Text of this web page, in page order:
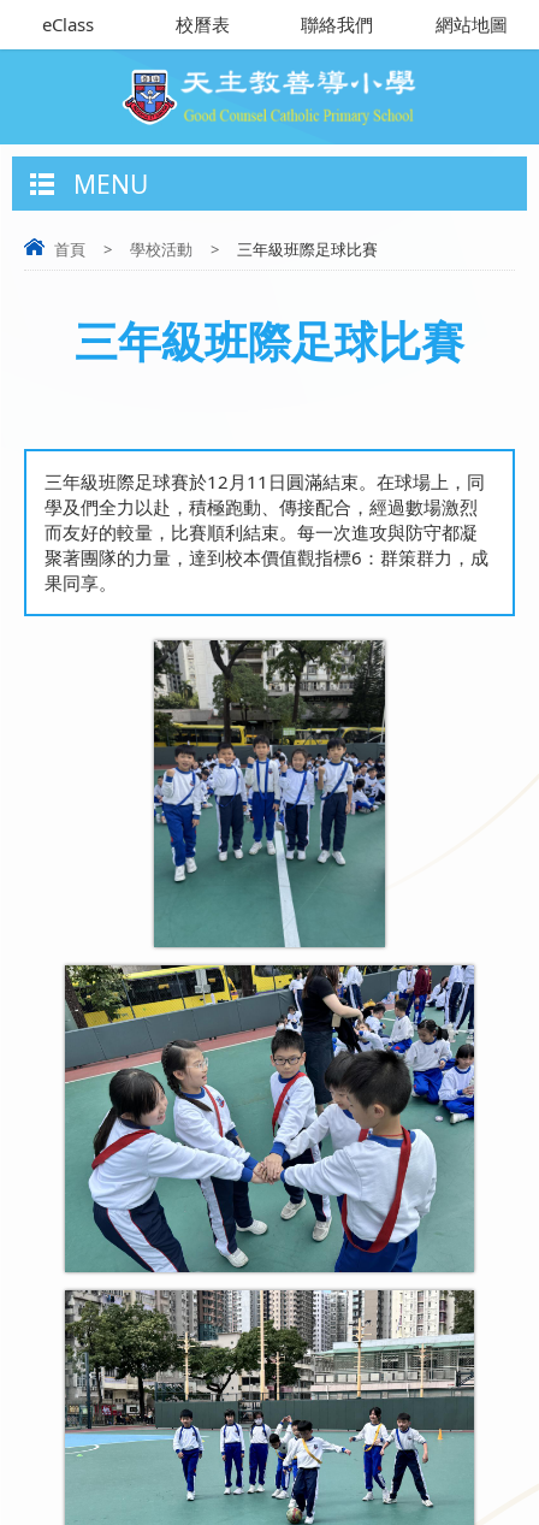
eClass 校曆表 聯絡我們 網站地圖
MENU
首頁 > 學校活動 > 三年級班際足球比賽
三年級班際足球比賽
三年級班際足球賽於12月11日圓滿結束。在球場上，同
學及們全力以赴，積極跑動、傳接配合，經過數場激烈
而友好的較量，比賽順利結束。每一次進攻與防守都凝
聚著團隊的力量，達到校本價值觀指標6：群策群力，成
果同享。